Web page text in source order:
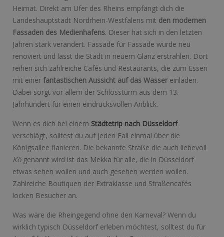
Heimat. Direkt am Ufer des Rheins empfängt dich die
Landeshauptstadt Nordrhein-Westfalens mit den modernen
Fassaden des Medienhafens. Dieser hat sich in den letzten
Jahren stark verändert. Fassade für Fassade wurde neu
renoviert und lässt die Stadt in neuem Glanz erstrahlen. Dort
reihen sich zahlreiche Cafés und Restaurants, die zum Essen
mit einer fantastischen Aussicht auf das Wassereinladen.
Dabei sorgt vor allem der Schlossturm aus dem 13.
Jahrhundert für einen eindrucksvollen Anblick.
Wenn es dich bei einem Städtetrip nach Düsseldorf
verschlägt, solltest du auf jeden Fall einmal über die
Königsallee flanieren. Die bekannte Straße die auch liebevoll
Kögenannt wird ist das Mekka für alle, die in Düsseldorf
etwas sehen wollen und auch gesehen werden wollen.
Zahlreiche Boutiquen der Extraklasse und Straßencafés
locken Besucher an.
Was wäre die Rheingegend ohne den Karneval? Wenn du
wirklich typisch Düsseldorf erleben möchtest, solltest du für